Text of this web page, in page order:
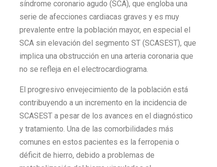
síndrome coronario agudo (SCA), que engloba una
serie de afecciones cardiacas graves y es muy
prevalente entre la población mayor, en especial el
SCA sin elevación del segmento ST (SCASEST), que
implica una obstrucción en una arteria coronaria que
no se refleja en el electrocardiograma.
El progresivo envejecimiento de la población está
contribuyendo a un incremento en la incidencia de
SCASEST a pesar de los avances en el diagnóstico
y tratamiento. Una de las comorbilidades más
comunes en estos pacientes es la ferropenia o
déficit de hierro, debido a problemas de